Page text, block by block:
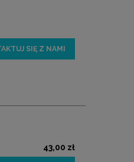
SIĘ Z NAMI
43,00 zł